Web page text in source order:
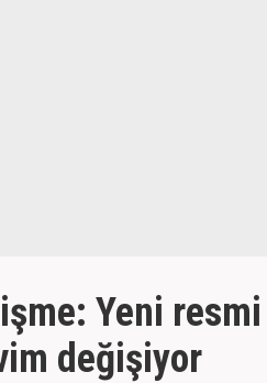
Yeni resmi
değişiyor